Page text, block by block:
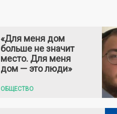
«Для меня дом
больше не значит
место. Для меня
дом — это люди»
ОБЩЕСТВО